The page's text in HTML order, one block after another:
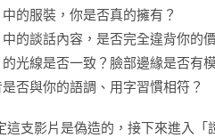
中的服裝，你是否真的擁有？
中的談話內容，是否完全違背你的
的光線是否一致？臉部邊緣是否有
是否與你的語調、用字習慣相符？
這支影片是偽造的，接下來進入